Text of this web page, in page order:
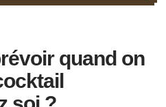
quand on